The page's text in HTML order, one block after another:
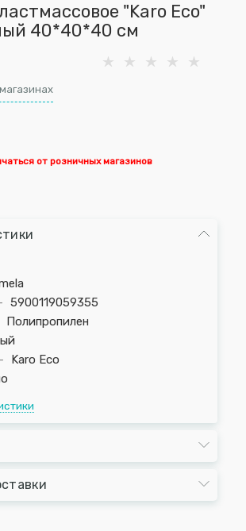
"Karo Eco"
40*40*40 см
магазинах
от розничных магазинов
5900119059355
Полипропилен
Karo Eco